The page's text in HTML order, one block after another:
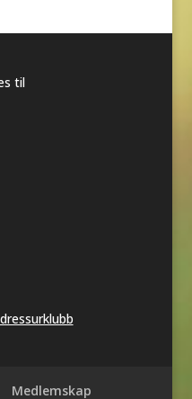
til
Medlemskap